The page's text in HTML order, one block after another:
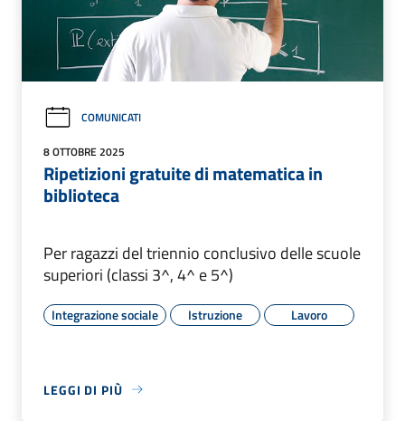
COMUNICATI
8 OTTOBRE 2025
Ripetizioni gratuite di matematica in
biblioteca
Per ragazzi del triennio conclusivo delle scuole
superiori (classi 3^, 4^ e 5^)
Integrazione sociale Istruzione Lavoro
LEGGI DI PIÙ